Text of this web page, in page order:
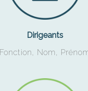
Dirigeants
Fonction, Nom,